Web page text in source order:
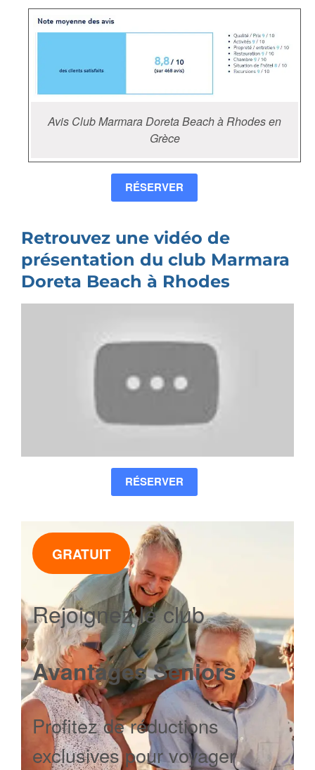
Avis Club Marmara Doreta Beach à Rhodes en
Grèce
RÉSERVER
Retrouvez une vidéo de
présentation du club Marmara
Doreta Beach à Rhodes
RÉSERVER
GRATUIT
Rejoignez le club
Avantages Seniors
Profitez de réductions
exclusives pour voyager